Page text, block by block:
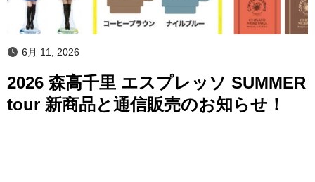
6月 11, 2026
2026 森高千里 エスプレッソ SUMMER
tour 新商品と通信販売のお知らせ！